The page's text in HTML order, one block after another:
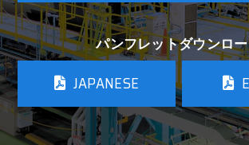
パンフレットダウンロ
JAPANESE